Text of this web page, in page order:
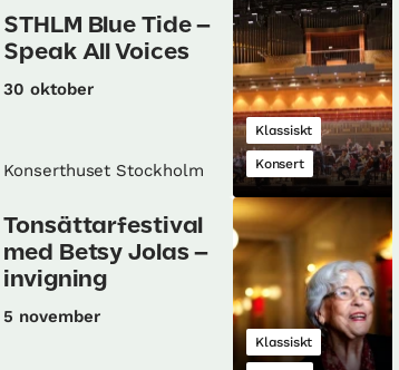
STHLM Blue Tide –
Speak All Voices
30 oktober
Konserthuset Stockholm
Klassiskt
Konsert
Tonsättarfestival
med Betsy Jolas –
invigning
5 november
Klassiskt